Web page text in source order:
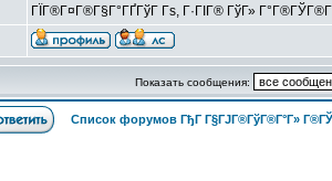
ГЇГ®Г¤Г®Г§Г°ГҐГўГ Гѕ, Г·ГІГ® ГўГ»
Показать сообщения:
Список форумов ГђГ Г§ГЈГ®ГўГ®Г°Г»